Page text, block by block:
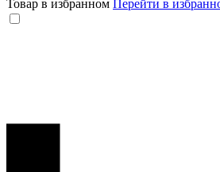
Товар в избранном Перейти в